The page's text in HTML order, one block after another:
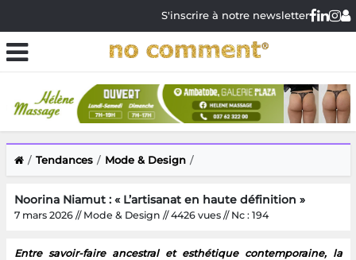
S'inscrire à notre newsletter
Tendances Mode & Design
Noorina Niamut : « L’artisanat en haute définition »
7 mars 2026 // Mode & Design // 4426 vues // Nc : 194
Entre savoir-faire ancestral et esthétique contemporaine, la